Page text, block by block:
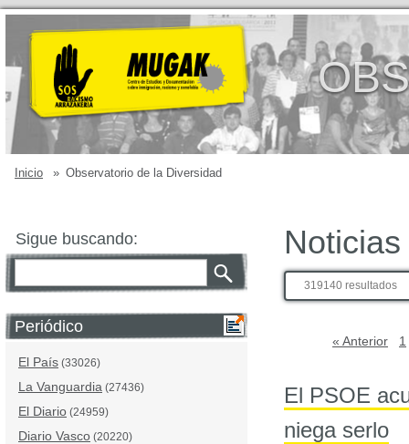
Inicio » Observatorio de la Diversidad
Sigue buscando:
Periódico
El País (33026)
La Vanguardia (27436)
El Diario (24959)
Diario Vasco (20220)
Noticias
319140 resultados
« Anterior 1
El PSOE
niega serlo